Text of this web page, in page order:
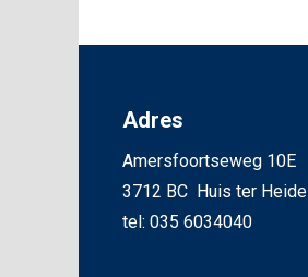
Adres
Amersfoortseweg 10E
3712 BC Huis ter Heide
tel: 035 6034040